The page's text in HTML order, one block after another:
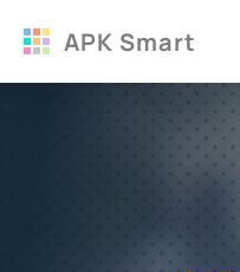
APK Smart
Голодная